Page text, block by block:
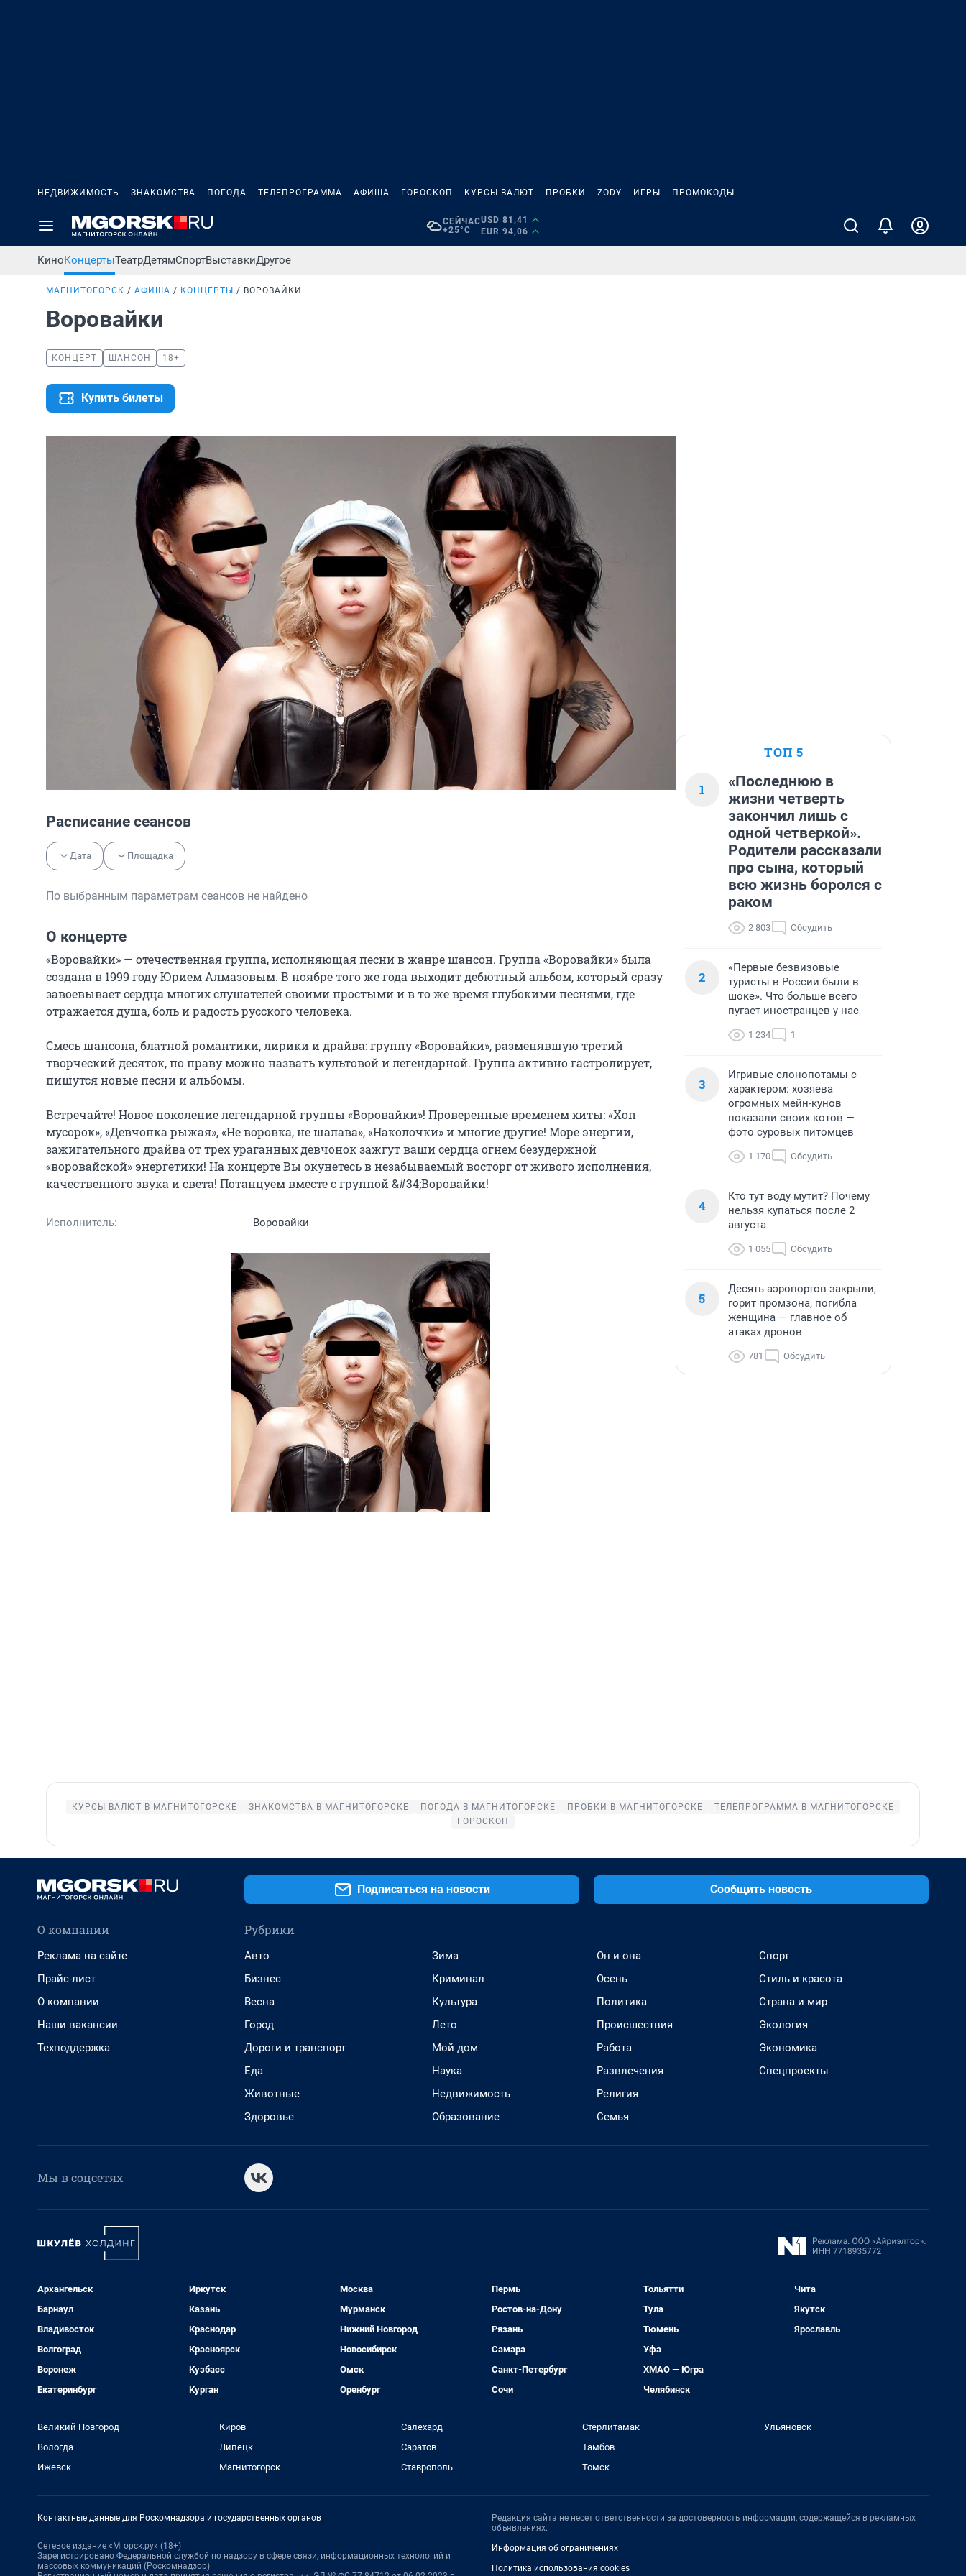
НЕДВИЖИМОСТЬ ЗНАКОМСТВА ПОГОДА ТЕЛЕПРОГРАММА АФИША ГОРОСКОП КУРСЫ ВАЛЮТ ПРОБКИ ZODY ИГРЫ ПРОМОКОДЫ
СЕЙЧАС
+25°C
USD 81,41
EUR 94,06
КиноКонцертыТеатрДетямСпортВыставкиДругое
МАГНИТОГОРСК АФИША КОНЦЕРТЫ ВОРОВАЙКИ
Воровайки
КОНЦЕРТ ШАНСОН 18+
Купить билеты
Расписание сеансов
Дата Площадка
По выбранным параметрам сеансов не найдено
О концерте
«Воровайки» — отечественная группа, исполняющая песни в жанре шансон. Группа «Воровайки» была
создана в 1999 году Юрием Алмазовым. В ноябре того же года выходит дебютный альбом, который сразу
завоевывает сердца многих слушателей своими простыми и в то же время глубокими песнями, где
отражается душа, боль и радость русского человека.
Смесь шансона, блатной романтики, лирики и драйва: группу «Воровайки», разменявшую третий
творческий десяток, по праву можно назвать культовой и легендарной. Группа активно гастролирует,
пишутся новые песни и альбомы.
Встречайте! Новое поколение легендарной группы «Воровайки»! Проверенные временем хиты: «Хоп
мусорок», «Девчонка рыжая», «Не воровка, не шалава», «Наколочки» и многие другие! Море энергии,
зажигательного драйва от трех ураганных девчонок зажгут ваши сердца огнем безудержной
«воровайской» энергетики! На концерте Вы окунетесь в незабываемый восторг от живого исполнения,
качественного звука и света! Потанцуем вместе с группой &#34;Воровайки!
Исполнитель: Воровайки
ТОП 5
1
«Последнюю в
жизни четверть
закончил лишь с
одной четверкой».
Родители рассказали
про сына, который
всю жизнь боролся с
раком
2 803 Обсудить
2
«Первые безвизовые
туристы в России были в
шоке». Что больше всего
пугает иностранцев у нас
1 234 1
3
Игривые слонопотамы с
характером: хозяева
огромных мейн-кунов
показали своих котов —
фото суровых питомцев
1 170 Обсудить
4
Кто тут воду мутит? Почему
нельзя купаться после 2
августа
1 055 Обсудить
5
Десять аэропортов закрыли,
горит промзона, погибла
женщина — главное об
атаках дронов
781 Обсудить
КУРСЫ ВАЛЮТ В МАГНИТОГОРСКЕ ЗНАКОМСТВА В МАГНИТОГОРСКЕ ПОГОДА В МАГНИТОГОРСКЕ ПРОБКИ В МАГНИТОГОРСКЕ
ТЕЛЕПРОГРАММА В МАГНИТОГОРСКЕ
ГОРОСКОП
Подписаться на новости Сообщить новость
О компании
Реклама на сайте
Прайс-лист
О компании
Наши вакансии
Техподдержка
Рубрики
Авто
Бизнес
Весна
Город
Дороги и транспорт
Еда
Животные
Здоровье
Зима
Криминал
Культура
Лето
Мой дом
Наука
Недвижимость
Образование
Он и она
Осень
Политика
Происшествия
Работа
Развлечения
Религия
Семья
Спорт
Стиль и красота
Страна и мир
Экология
Экономика
Спецпроекты
Мы в соцсетях
Архангельск
Барнаул
Владивосток
Волгоград
Воронеж
Екатеринбург
Иркутск
Казань
Краснодар
Красноярск
Кузбасс
Курган
Москва
Мурманск
Нижний Новгород
Новосибирск
Омск
Оренбург
Пермь
Ростов-на-Дону
Рязань
Самара
Санкт-Петербург
Сочи
Тольятти
Тула
Тюмень
Уфа
ХМАО — Югра
Челябинск
Чита
Якутск
Ярославль
Великий Новгород
Вологда
Ижевск
Киров
Липецк
Магнитогорск
Салехард
Саратов
Ставрополь
Стерлитамак
Тамбов
Томск
Ульяновск
Контактные данные для Роскомнадзора и государственных органов
Сетевое издание «Мгорск.ру» (18+)
Зарегистрировано Федеральной службой по надзору в сфере связи, информационных технологий и
массовых коммуникаций (Роскомнадзор)
Редакция сайта не несет ответственности за достоверность информации, содержащейся в рекламных
объявлениях.
Информация об ограничениях
Политика использования cookies